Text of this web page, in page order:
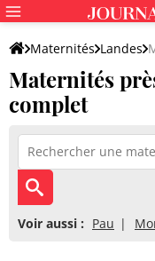
Maternités Landes
Maternités
complet
Voir aussi : Pau